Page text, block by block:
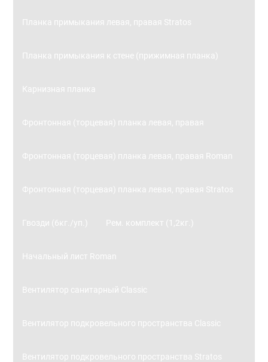
Планка примыкания левая, правая Stratos
Планка примыкания к стене (прижимная планка)
Карнизная планка
Фронтонная (торцевая) планка левая, правая
Фронтонная (торцевая) планка левая, правая Roman
Фронтонная (торцевая) планка левая, правая Stratos
Гвозди (6кг./уп.) Рем. комплект (1,2кг.)
Начальный лист Roman
Вентилятор санитарный Classic
Вентилятор подкровельного пространства Classic
Вентилятор подкровельного пространства Stratos